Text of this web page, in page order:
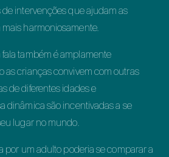
de intervenções que ajudam as
harmoniosamente.
também é amplamente
as crianças convivem com outras
de diferentes idades e
dinâmica são incentivadas a se
lugar no mundo.
por um adulto poderia se comparar a